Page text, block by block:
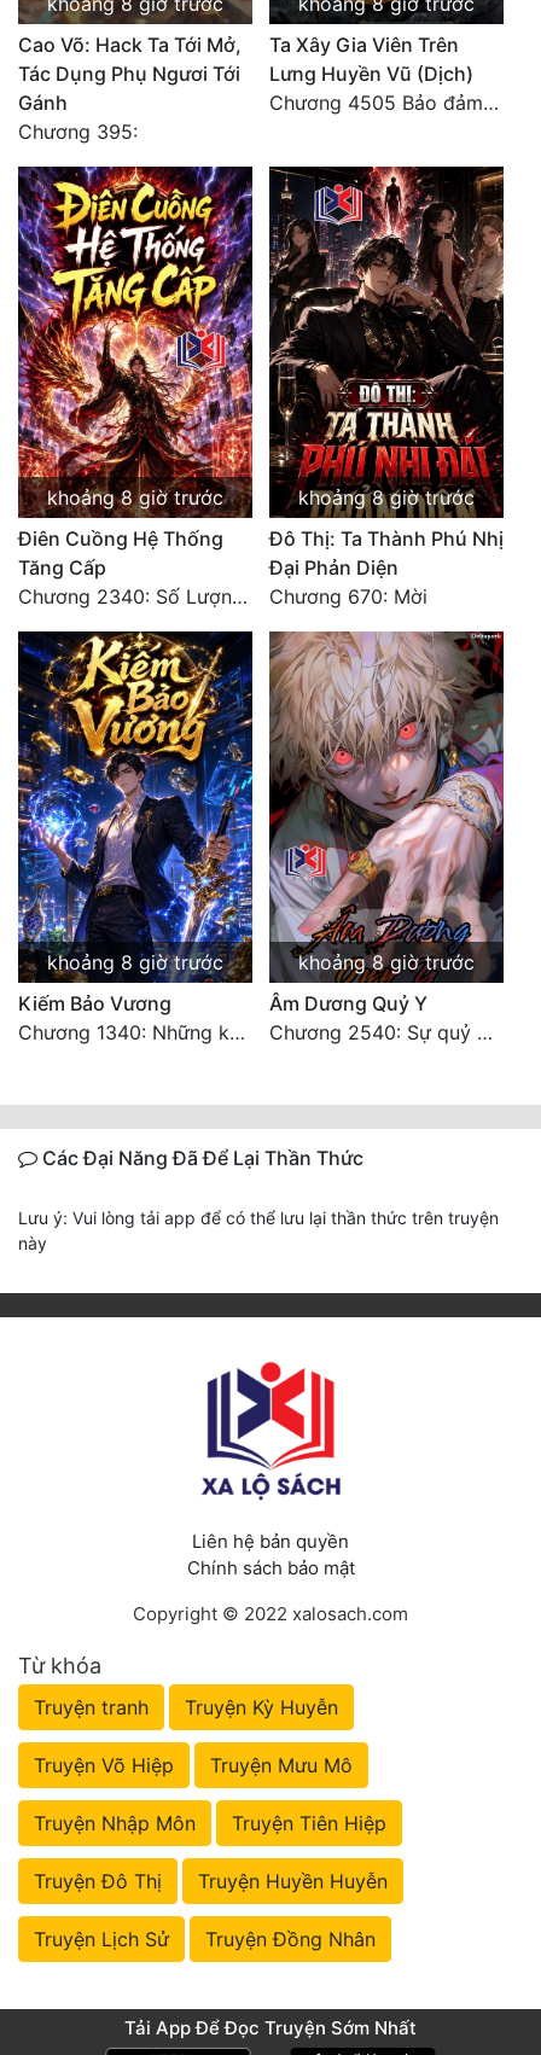
Cao Võ: Hack Ta Tới Mở,
Tác Dụng Phụ Ngươi Tới
Gánh
Chương 395:
Ta Xây Gia Viên Trên
Lưng Huyền Vũ (Dịch)
Chương 4505 Bảo đảm nhất.
khoảng 8 giờ trước
Điên Cuồng Hệ Thống
Tăng Cấp
Chương 2340: Số Lượng Bất Túc!
khoảng 8 giờ trước
Đô Thị: Ta Thành Phú Nhị
Đại Phản Diện
Chương 670: Mời
khoảng 8 giờ trước
Kiếm Bảo Vương
Chương 1340: Những kẻ cướp có cánh
khoảng 8 giờ trước
Âm Dương Quỷ Y
Chương 2540: Sự quỷ dị của Lý Trường Phong
Các Đại Năng Đã Để Lại Thần Thức
Lưu ý: Vui lòng tải app để có thể lưu lại thần thức trên truyện
này
Liên hệ bản quyền
Chính sách bảo mật
Copyright © 2022 xalosach.com
Từ khóa
Truyện tranh Truyện Kỳ Huyễn
Truyện Võ Hiệp Truyện Mưu Mô
Truyện Nhập Môn Truyện Tiên Hiệp
Truyện Đô Thị Truyện Huyền Huyễn
Truyện Lịch Sử Truyện Đồng Nhân
Tải App Để Đọc Truyện Sớm Nhất